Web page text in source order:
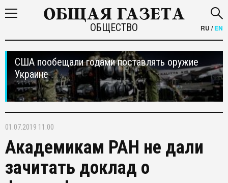
ОБЩЕСТВО RU /EN
США пообещали годами поставлять оружие
Украине
01.07.2019 11:00
Академикам РАН не дали
зачитать доклад о